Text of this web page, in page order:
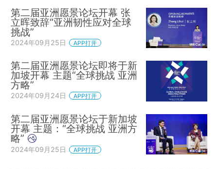
第二届亚洲愿景论坛开幕 张
立晖致辞“亚洲韧性应对全球
挑战”
2024年09月25日 APP打开
第二届亚洲愿景论坛即将于新
加坡开幕 主题“全球挑战 亚洲
方略”
2024年09月24日 APP打开
第二届亚洲愿景论坛于新加坡
开幕 主题：“全球挑战 亚洲方
略”
2024年09月25日 APP打开